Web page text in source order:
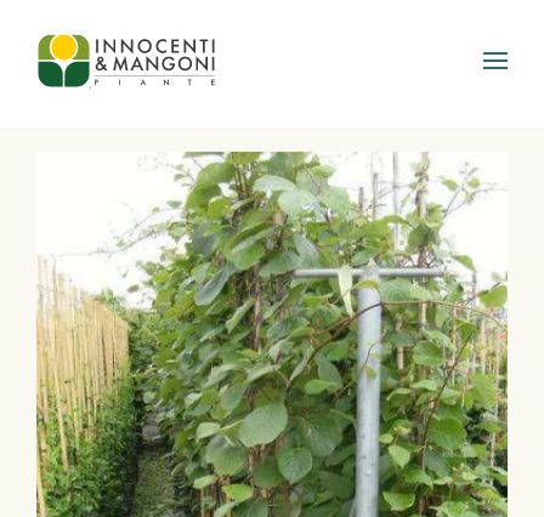
Skip to main content